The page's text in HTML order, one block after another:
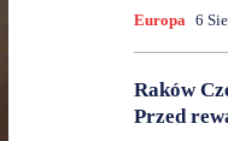
Europa 6
Raków
Przed